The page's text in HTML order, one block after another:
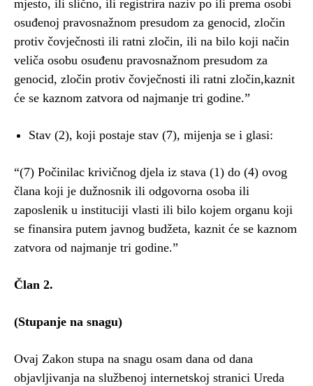
mjesto, ili slično, ili registrira naziv po ili prema osobi
osuđenoj pravosnažnom presudom za genocid, zločin
protiv čovječnosti ili ratni zločin, ili na bilo koji način
veliča osobu osuđenu pravosnažnom presudom za
genocid, zločin protiv čovječnosti ili ratni zločin,kaznit
će se kaznom zatvora od najmanje tri godine.”
Stav (2), koji postaje stav (7), mijenja se i glasi:
“(7) Počinilac krivičnog djela iz stava (1) do (4) ovog
člana koji je dužnosnik ili odgovorna osoba ili
zaposlenik u instituciji vlasti ili bilo kojem organu koji
se finansira putem javnog budžeta, kaznit će se kaznom
zatvora od najmanje tri godine.”
Član 2.
(Stupanje na snagu)
Ovaj Zakon stupa na snagu osam dana od dana
objavljivanja na službenoj internetskoj stranici Ureda